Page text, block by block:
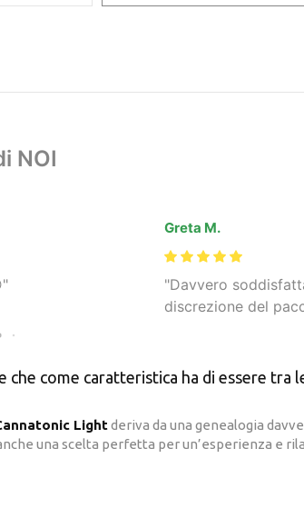
NOI
Greta M.
Davvero
discrezione del
come caratteristica ha di essere tra
Lightderiva da una genealogia
una scelta perfetta per un’esperienza e